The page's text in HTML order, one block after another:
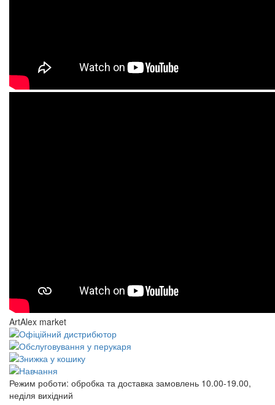
ArtAlex market
Режим роботи: обробка та доставка замовлень 10.00-19.00,
неділя вихідний